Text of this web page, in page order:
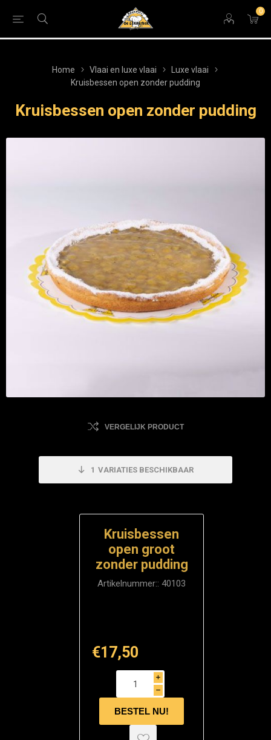
0
Home Vlaai en luxe vlaai
Luxe vlaai
Kruisbessen open zonder pudding
Kruisbessen open zonder pudding
VERGELIJK PRODUCT
1 VARIATIES BESCHIKBAAR
Kruisbessen
open groot
zonder pudding
Artikelnummer:: 40103
€17,50
i
h